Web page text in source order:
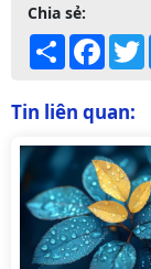
Chia sẻ:
Share
Tin liên quan: